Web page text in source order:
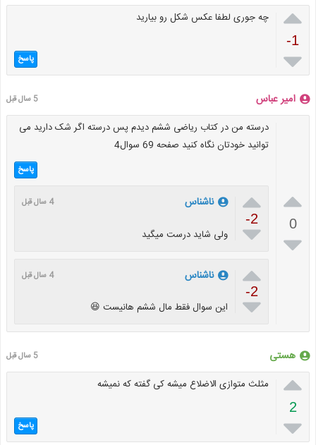

-1

چه جوری لطفا عکس شکل رو بیارید
پاسخ
امیر عباس 5 سال قبل

0

درسته من در کتاب ریاضی ششم دیدم پس درسته اگر شک دارید می
توانید خودتان نگاه کنید صفحه 69 سوال4
پاسخ

-2

ناشناس 4 سال قبل
ولی شاید درست میگید

-2

ناشناس 4 سال قبل
این سوال فقط مال ششم هانیست 😆
هستی 5 سال قبل

2

مثلث متوازی الاضلاع میشه کی گفته که نمیشه
پاسخ